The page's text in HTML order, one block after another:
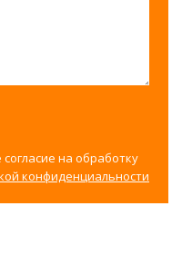
на обработку
конфиденциальности